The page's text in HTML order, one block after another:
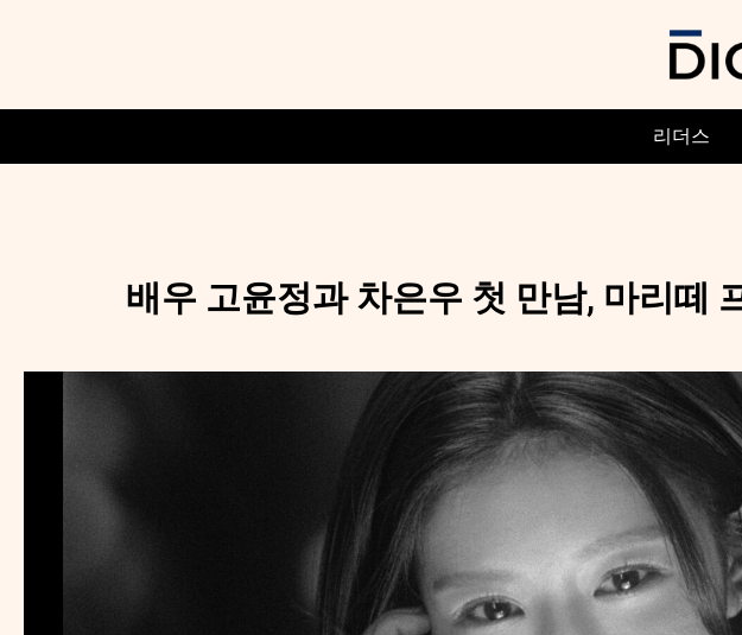
리더스
배우 고윤정과 차은우 첫 만남, 마리떼